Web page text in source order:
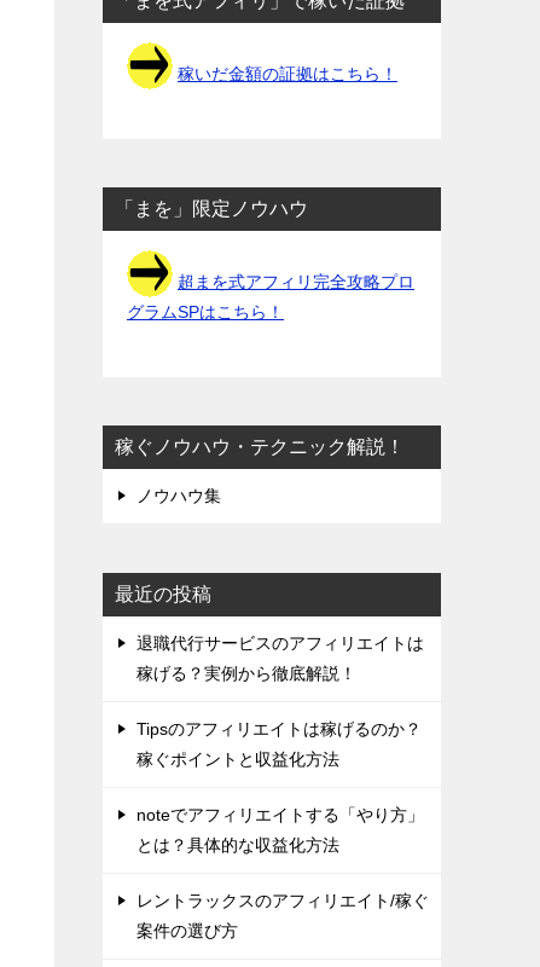
稼いだ金額の証拠はこちら！
「まを」限定ノウハウ
超まを式アフィリ完全攻略プロ
グラムSPはこちら！
稼ぐノウハウ・テクニック解説！
ノウハウ集
最近の投稿
退職代行サービスのアフィリエイトは
稼げる？実例から徹底解説！
Tipsのアフィリエイトは稼げるのか？
稼ぐポイントと収益化方法
noteでアフィリエイトする「やり方」
とは？具体的な収益化方法
レントラックスのアフィリエイト/稼ぐ
案件の選び方